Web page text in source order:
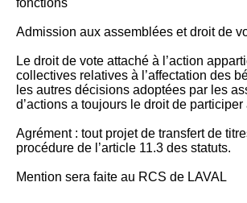
fonctions
Admission aux assemblées et droit de
Le droit de vote attaché à l’action
collectives relatives à l’affectation des
les autres décisions adoptées par les
d’actions a toujours le droit de
Agrément : tout projet de transfert de
procédure de l’article 11.3 des statuts.
Mention sera faite au RCS de LAVAL